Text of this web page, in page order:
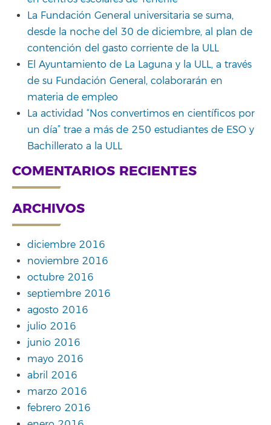
La Fundación General universitaria se suma,
desde la noche del 30 de diciembre, al plan de
contención del gasto corriente de la ULL
El Ayuntamiento de La Laguna y la ULL, a través
de su Fundación General, colaborarán en
materia de empleo
La actividad “Nos convertimos en científicos por
un día” trae a más de 250 estudiantes de ESO y
Bachillerato a la ULL
COMENTARIOS RECIENTES
ARCHIVOS
diciembre 2016
noviembre 2016
octubre 2016
septiembre 2016
agosto 2016
julio 2016
junio 2016
mayo 2016
abril 2016
marzo 2016
febrero 2016